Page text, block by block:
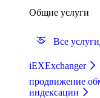
Общие услуги
Все услуги
iEXExchanger
продвижение
индексации